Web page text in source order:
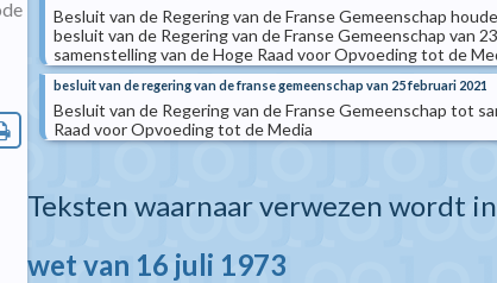
Besluit van de Regering van de Franse Gemeenschap
besluit van de Regering van de Franse Gemeenschap van
samenstelling van de Hoge Raad voor Opvoeding tot de
besluit van de regering van de franse gemeenschap van 25 februari 2021
Besluit van de Regering van de Franse Gemeenschap tot
Raad voor Opvoeding tot de Media
Teksten waarnaar verwezen wordt
wet van 16 juli 1973